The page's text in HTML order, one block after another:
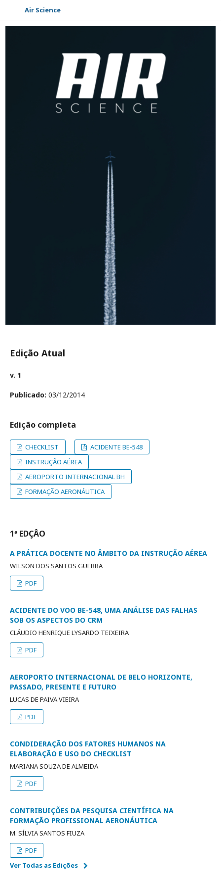
Air Science
Edição Atual
v. 1
Publicado: 03/12/2014
Edição completa
CHECKLIST
ACIDENTE BE-548
INSTRUÇÃO AÉREA
AEROPORTO INTERNACIONAL BH
FORMAÇÃO AERONÁUTICA
1ª EDÇÂO
A PRÁTICA DOCENTE NO ÂMBITO DA INSTRUÇÃO AÉREA
WILSON DOS SANTOS GUERRA
PDF
ACIDENTE DO VOO BE-548, UMA ANÁLISE DAS FALHAS
SOB OS ASPECTOS DO CRM
CLÁUDIO HENRIQUE LYSARDO TEIXEIRA
PDF
AEROPORTO INTERNACIONAL DE BELO HORIZONTE,
PASSADO, PRESENTE E FUTURO
LUCAS DE PAIVA VIEIRA
PDF
CONDIDERAÇÃO DOS FATORES HUMANOS NA
ELABORAÇÃO E USO DO CHECKLIST
MARIANA SOUZA DE ALMEIDA
PDF
CONTRIBUIÇÕES DA PESQUISA CIENTÍFICA NA
FORMAÇÃO PROFISSIONAL AERONÁUTICA
M. SÍLVIA SANTOS FIUZA
PDF
Ver Todas as Edições